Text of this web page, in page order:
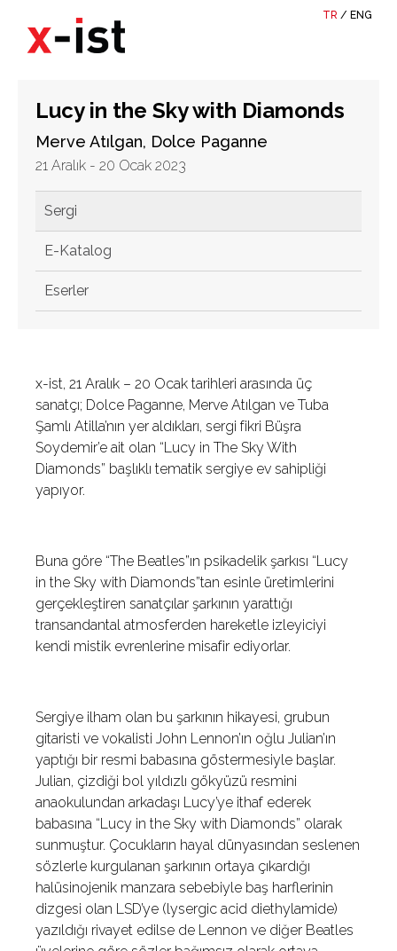
TR / ENG
Lucy in the Sky with Diamonds
Merve Atılgan, Dolce Paganne
21 Aralık - 20 Ocak 2023
Sergi
E-Katalog
Eserler
x-ist, 21 Aralık – 20 Ocak tarihleri arasında üç
sanatçı; Dolce Paganne, Merve Atılgan ve Tuba
Şamlı Atilla’nın yer aldıkları, sergi fikri Büşra
Soydemir’e ait olan “Lucy in The Sky With
Diamonds” başlıklı tematik sergiye ev sahipliği
yapıyor.
Buna göre “The Beatles”ın psikadelik şarkısı “Lucy
in the Sky with Diamonds”tan esinle üretimlerini
gerçekleştiren sanatçılar şarkının yarattığı
transandantal atmosferden hareketle izleyiciyi
kendi mistik evrenlerine misafir ediyorlar.
Sergiye ilham olan bu şarkının hikayesi, grubun
gitaristi ve vokalisti John Lennon’ın oğlu Julian’ın
yaptığı bir resmi babasına göstermesiyle başlar.
Julian, çizdiği bol yıldızlı gökyüzü resmini
anaokulundan arkadaşı Lucy’ye ithaf ederek
babasına “Lucy in the Sky with Diamonds” olarak
sunmuştur. Çocukların hayal dünyasından seslenen
sözlerle kurgulanan şarkının ortaya çıkardığı
halüsinojenik manzara sebebiyle baş harflerinin
dizgesi olan LSD’ye (lysergic acid diethylamide)
yazıldığı rivayet edilse de Lennon ve diğer Beatles